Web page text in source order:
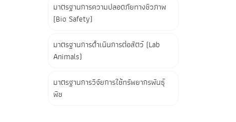
มาตรฐานการความปลอดภัยทางชีวภาพ
(Bio Safety)
มาตรฐานการดำเนินการต่อสัตว์ (Lab
Animals)
มาตรฐานการวิจัยการใช้ทรัพยากรพันธุ์
พืช